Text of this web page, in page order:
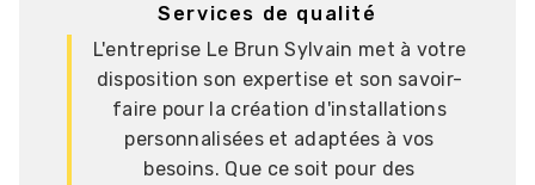
Services de qualité
L'entreprise Le Brun Sylvain met à votre
disposition son expertise et son savoir-
faire pour la création d'installations
personnalisées et adaptées à vos
besoins. Que ce soit pour des